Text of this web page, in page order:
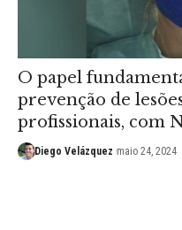
O papel
prevenção de
profissionais, com
Diego Velázquez maio 24, 2024